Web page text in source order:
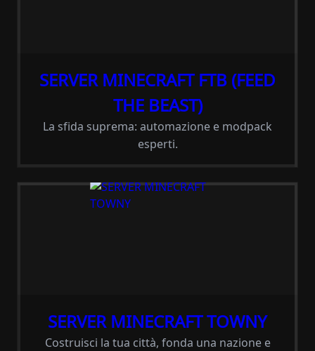
SERVER MINECRAFT FTB (FEED
THE BEAST)
La sfida suprema: automazione e modpack
esperti.
SERVER MINECRAFT TOWNY
Costruisci la tua città, fonda una nazione e